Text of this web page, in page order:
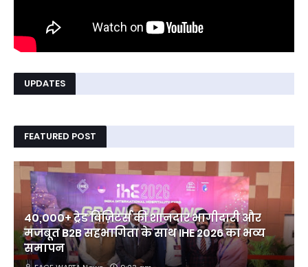
UPDATES
FEATURED POST
40,000+ ट्रेड विज़िटर्स की शानदार भागीदारी और
मजबूत B2B सहभागिता के साथ IHE 2026 का भव्य
समापन